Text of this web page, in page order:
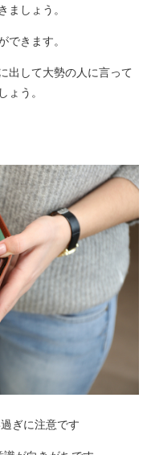
ましょう。
できます。
出して大勢の人に言って
ょう。
ぎに注意です